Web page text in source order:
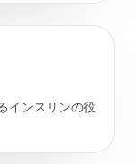
インスリンの役